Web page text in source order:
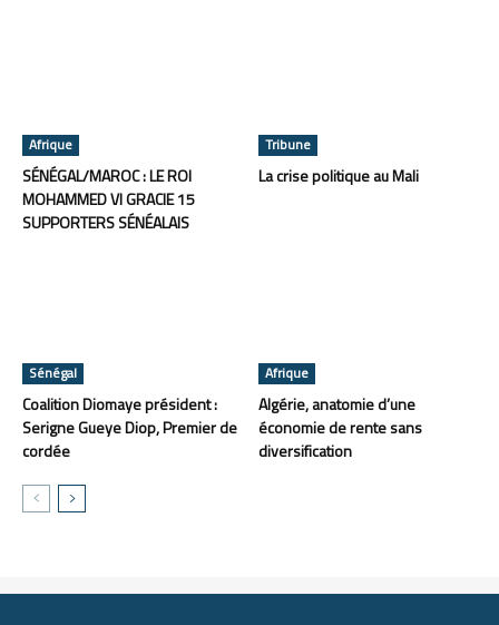
Afrique
SÉNÉGAL/MAROC : LE ROI
MOHAMMED VI GRACIE 15
SUPPORTERS SÉNÉALAIS
Tribune
La crise politique au Mali
Sénégal
Coalition Diomaye président :
Serigne Gueye Diop, Premier de
cordée
Afrique
Algérie, anatomie d’une
économie de rente sans
diversification